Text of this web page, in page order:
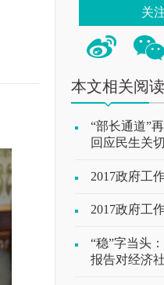
关
本文相关阅读
“部长通道”
回应民生关切
2017政府工
2017政府工
“稳”字当头
报告对经济